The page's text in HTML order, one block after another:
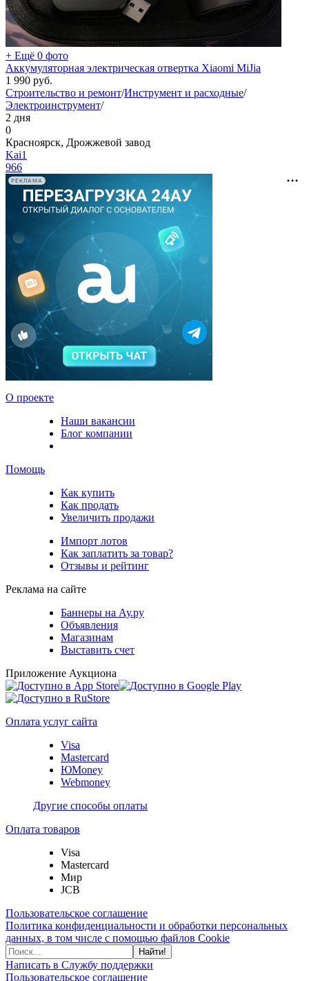
+ Ещё 0 фото
Аккумуляторная электрическая отвертка Xiaomi MiJia
1 990 руб.
Строительство и ремонт/Инструмент и расходные/
Электроинструмент/
2 дня
0
Красноярск, Дрожжевой завод
Kai1
966
РЕКЛАМА
О проекте
Наши вакансии
Блог компании
Помощь
Как купить
Как продать
Увеличить продажи
Импорт лотов
Как заплатить за товар?
Отзывы и рейтинг
Реклама на сайте
Баннеры на Ау.ру
Объявления
Магазинам
Выставить счет
Приложение Аукциона
Оплата услуг сайта
Visa
Mastercard
ЮMoney
Webmoney
Другие способы оплаты
Оплата товаров
Visa
Mastercard
Мир
JCB
Пользовательское соглашение
Политика конфиденциальности и обработки персональных
данных, в том числе с помощью файлов Cookie
Найти!
Написать в Службу поддержки
Пользовательское соглашение